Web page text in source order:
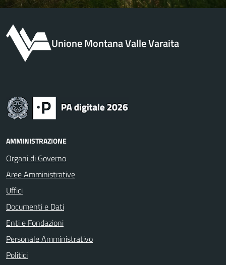
Unione Montana Valle Varaita
AMMINISTRAZIONE
Organi di Governo
Aree Amministrative
Uffici
Documenti e Dati
Enti e Fondazioni
Personale Amministrativo
Politici